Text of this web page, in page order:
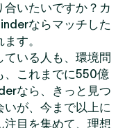
いたいですか？カ
ならマッチした
す。
いる人も、環境問
、これまでに550億
なら、きっと見つ
が、今まで以上に
目を集めて、理想